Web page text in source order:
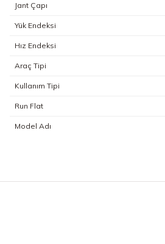
Jant Çapı
Yük Endeksi
Hız Endeksi
Araç Tipi
Kullanım Tipi
Run Flat
Model Adı